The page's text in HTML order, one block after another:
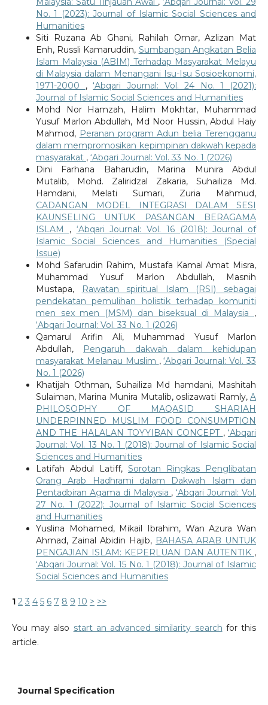
No. 1 (2023): Journal of Islamic Social Sciences and
Humanities
Siti Ruzana Ab Ghani, Rahilah Omar, Azlizan Mat
Enh, Russli Kamaruddin, Sumbangan Angkatan Belia
Islam Malaysia (ABIM) Terhadap Masyarakat Melayu
di Malaysia dalam Menangani Isu-Isu Sosioekonomi,
1971-2000 ,‘Abqari Journal: Vol. 24 No. 1 (2021):
Journal of Islamic Social Sciences and Humanities
Mohd Nor Hamzah, Halim Mokhtar, Muhammad
Yusuf Marlon Abdullah, Md Noor Hussin, Abdul Haiy
Mahmod, Peranan program Adun belia Terengganu
dalam mempromosikan kepimpinan dakwah kepada
masyarakat , ‘Abqari Journal: Vol. 33 No. 1 (2026)
Dini Farhana Baharudin, Marina Munira Abdul
Mutalib, Mohd. Zaliridzal Zakaria, Suhailiza Md.
Hamdani, Melati Sumari, Zuria Mahmud,
CADANGAN MODEL INTEGRASI DALAM SESI
KAUNSELING UNTUK PASANGAN BERAGAMA
ISLAM , ‘Abqari Journal: Vol. 16 (2018): Journal of
Islamic Social Sciences and Humanities (Special
Issue)
Mohd Safarudin Rahim, Mustafa Kamal Amat Misra,
Muhammad Yusuf Marlon Abdullah, Masnih
Mustapa,
Rawatan spiritual Islam (RSI) sebagai
pendekatan pemulihan holistik terhadap komuniti
men sex men (MSM) dan biseksual di Malaysia ,
‘Abqari Journal: Vol. 33 No. 1 (2026)
Qamarul Arifin Ali, Muhammad Yusuf Marlon
Abdullah,
Pengaruh dakwah dalam kehidupan
masyarakat Melanau Muslim ,‘Abqari Journal: Vol. 33
No. 1 (2026)
Khatijah Othman, Suhailiza Md hamdani, Mashitah
Sulaiman, Marina Munira Mutalib, oslizawati Ramly,A
PHILOSOPHY OF MAQASID SHARIAH
UNDERPINNED MUSLIM FOOD CONSUMPTION
AND THE HALALAN TOYYIBAN CONCEPT ,‘Abqari
Journal: Vol. 13 No. 1 (2018): Journal of Islamic Social
Sciences and Humanities
Latifah Abdul Latiff,Sorotan Ringkas Penglibatan
Orang Arab Hadhrami dalam Dakwah Islam dan
Pentadbiran Agama di Malaysia ,‘Abqari Journal: Vol.
27 No. 1 (2022): Journal of Islamic Social Sciences
and Humanities
Yuslina Mohamed, Mikail Ibrahim, Wan Azura Wan
Ahmad, Zainal Abidin Hajib, BAHASA ARAB UNTUK
PENGAJIAN ISLAM: KEPERLUAN DAN AUTENTIK ,
‘Abqari Journal: Vol. 15 No. 1 (2018): Journal of Islamic
Social Sciences and Humanities
1 2 3 4 5 6 7 8 9 10 > >>
You may also start an advanced similarity search for this
article.
Journal Specification